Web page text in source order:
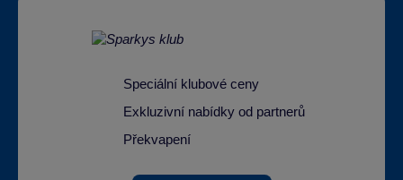
Speciální klubové ceny
Exkluzivní nabídky od partnerů
Překvapení